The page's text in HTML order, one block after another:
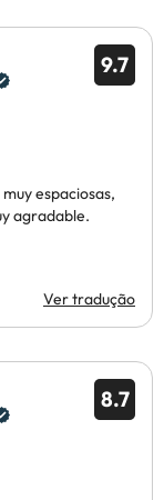
9.7
espaciosas,
agradable.
Ver tradução
8.7